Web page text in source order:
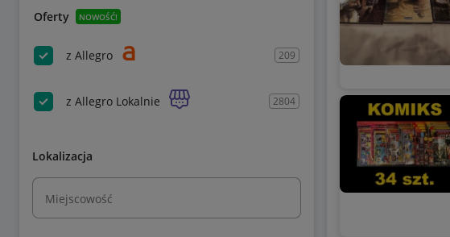
Oferty NOWOŚĆ!
z Allegro 209
z Allegro Lokalnie 2804
Lokalizacja
Miejscowość